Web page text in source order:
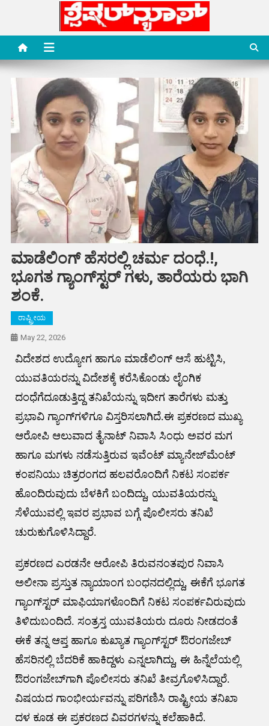
content
Special News Media
Special News Media
ಮಾಡೆಲಿಂಗ್ ಹೆಸರಲ್ಲಿ ಚರ್ಮ ದಂಧೆ.!,
ಭೂಗತ ಗ್ಯಾಂಗ್‌ಸ್ಟರ್ ಗಳು, ತಾರೆಯರು ಭಾಗಿ
ಶಂಕೆ.
ರಾಷ್ಟ್ರೀಯ
May 22, 2026
ವಿದೇಶದ ಉದ್ಯೋಗ ಹಾಗೂ ಮಾಡೆಲಿಂಗ್​ ಆಸೆ ಹುಟ್ಟಿಸಿ,
ಯುವತಿಯರನ್ನು ವಿದೇಶಕ್ಕೆ ಕರೆಸಿಕೊಂಡು ಲೈಂಗಿಕ
ದಂಧೆಗೆದೂಡುತ್ತಿದ್ದ ತನಿಖೆಯನ್ನು ಇದೀಗ ತಾರೆಗಳು ಮತ್ತು
ಪ್ರಭಾವಿ ಗ್ಯಾಂಗ್‌ಗಳಿಗೂ ವಿಸ್ತರಿಸಲಾಗಿದೆ.ಈ ಪ್ರಕರಣದ ಮುಖ್ಯ
ಆರೋಪಿ ಆಲುವಾದ ತೈನಾಟ್ ನಿವಾಸಿ ಸಿಂಧು ಅವರ ಮಗ
ಹಾಗೂ ಮಗಳು ನಡೆಸುತ್ತಿರುವ ಇವೆಂಟ್ ಮ್ಯಾನೇಜ್‌ಮೆಂಟ್
ಕಂಪನಿಯು ಚಿತ್ರರಂಗದ ಹಲವರೊಂದಿಗೆ ನಿಕಟ ಸಂಪರ್ಕ
ಹೊಂದಿರುವುದು ಬೆಳಕಿಗೆ ಬಂದಿದ್ದು, ಯುವತಿಯರನ್ನು
ಸೆಳೆಯುವಲ್ಲಿ ಇವರ ಪ್ರಭಾವ ಬಗ್ಗೆ ಪೊಲೀಸರು ತನಿಖೆ
ಚುರುಕುಗೊಳಿಸಿದ್ದಾರೆ.
ಪ್ರಕರಣದ ಎರಡನೇ ಆರೋಪಿ ತಿರುವನಂತಪುರ ನಿವಾಸಿ
ಅಲೀನಾ ಪ್ರಸ್ತುತ ನ್ಯಾಯಾಂಗ ಬಂಧನದಲ್ಲಿದ್ದು, ಈಕೆಗೆ ಭೂಗತ
ಗ್ಯಾಂಗ್‌ಸ್ಟರ್ ಮಾಫಿಯಾಗಳೊಂದಿಗೆ ನಿಕಟ ಸಂಪರ್ಕವಿರುವುದು
ತಿಳಿದುಬಂದಿದೆ. ಸಂತ್ರಸ್ತ ಯುವತಿಯರು ದೂರು ನೀಡದಂತೆ
ಈಕೆ ತನ್ನ ಆಪ್ತ ಹಾಗೂ ಕುಖ್ಯಾತ ಗ್ಯಾಂಗ್‌ಸ್ಟರ್ ಔರಂಗಜೇಬ್
ಹೆಸರಿನಲ್ಲಿ ಬೆದರಿಕೆ ಹಾಕಿದ್ದಳು ಎನ್ನಲಾಗಿದ್ದು, ಈ ಹಿನ್ನೆಲೆಯಲ್ಲಿ
ಔರಂಗಜೇಬ್‌ಗಾಗಿ ಪೊಲೀಸರು ತನಿಖೆ ತೀವ್ರಗೊಳಿಸಿದ್ದಾರೆ.
ವಿಷಯದ ಗಾಂಭೀರ್ಯವನ್ನು ಪರಿಗಣಿಸಿ ರಾಷ್ಟ್ರೀಯ ತನಿಖಾ
ದಳ ಕೂಡ ಈ ಪ್ರಕರಣದ ವಿವರಗಳನ್ನು ಕಲೆಹಾಕಿದೆ.